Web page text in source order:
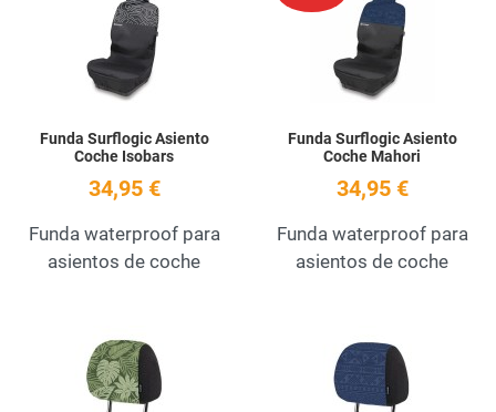
Funda Surflogic Asiento
Coche Isobars
34,95 €
Funda waterproof para
asientos de coche
Funda Surflogic Asiento
Coche Mahori
34,95 €
Funda waterproof para
asientos de coche